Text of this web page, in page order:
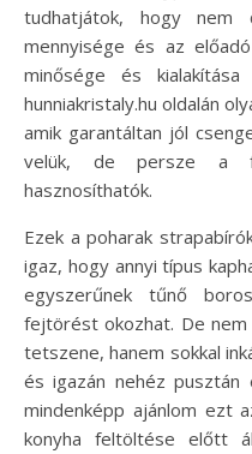
tudhatjátok, hogy nem
mennyisége és az
minősége és
hunniakristaly.hu oldalán
amik garantáltan jól
velük, de persze a
hasznosíthatók.
Ezek a poharak
igaz, hogy annyi típus
egyszerűnek tűnő
fejtörést okozhat. De
tetszene, hanem sokkal
és igazán nehéz pusztán
mindenképp ajánlom ezt
konyha feltöltése előtt